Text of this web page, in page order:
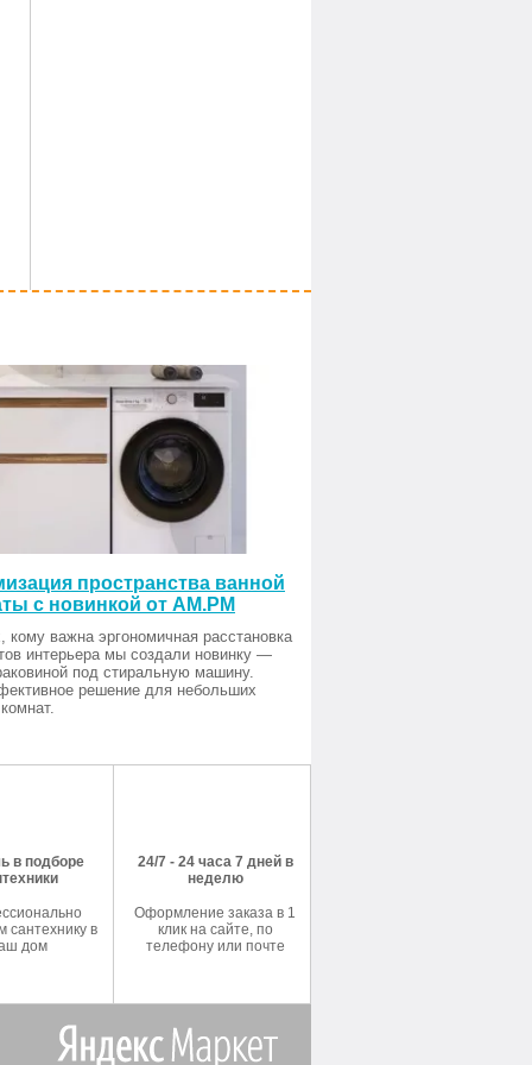
пространства ванной
с новинкой от AM.PM
кому важна эргономичная расстановка
интерьера мы создали новинку —
под стиральную машину.
решение для небольших
в подборе
сантехнику в
дом
24/7 - 24 часа 7 дней в
неделю
Оформление заказа в 1
клик на сайте, по
телефону или почте